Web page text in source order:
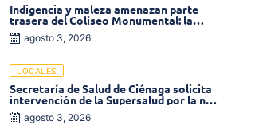
Indigencia y maleza amenazan parte
trasera del Coliseo Monumental: la
comunidad exige acción inmediata!
agosto 3, 2026
LOCALES
Secretaría de Salud de Ciénaga solicita
intervención de la Supersalud por la no
entrega de medicamentos en las EPS
agosto 3, 2026